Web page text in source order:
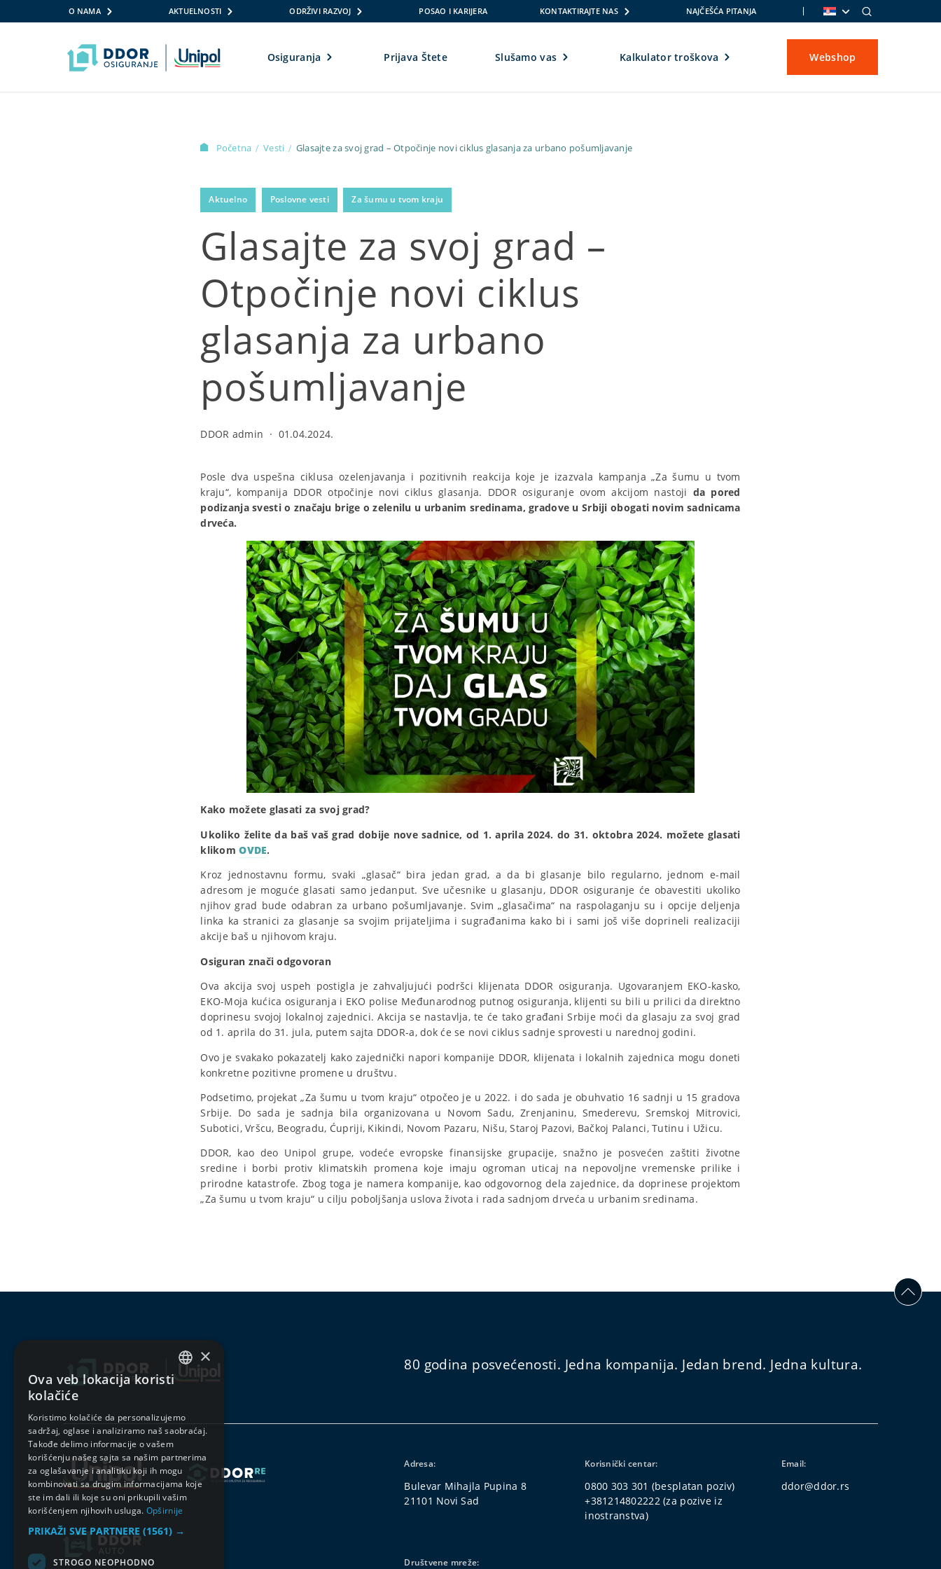
O NAMA AKTUELNOSTI ODRŽIVI RAZVOJ POSAO I KARIJERA KONTAKTIRAJTE NAS NAJČEŠĆA PITANJA
Osiguranja Prijava Štete Slušamo vas Kalkulator troškova Webshop
Početna / Vesti / Glasajte za svoj grad – Otpočinje novi ciklus glasanja za urbano pošumljavanje
Aktuelno Poslovne vesti Za šumu u tvom kraju
Glasajte za svoj grad –
Otpočinje novi ciklus
glasanja za urbano
pošumljavanje
DDOR admin · 01.04.2024.
Posle dva uspešna ciklusa ozelenjavanja i pozitivnih reakcija koje je izazvala kampanja „Za šumu u tvom
kraju“, kompanija DDOR otpočinje novi ciklus glasanja. DDOR osiguranje ovom akcijom nastoji da pored
podizanja svesti o značaju brige o zelenilu u urbanim sredinama, gradove u Srbiji obogati novim sadnicama
drveća.
Kako možete glasati za svoj grad?
Ukoliko želite da baš vaš grad dobije nove sadnice, od 1. aprila 2024. do 31. oktobra 2024. možete glasati
klikomOVDE.
Kroz jednostavnu formu, svaki „glasač“ bira jedan grad, a da bi glasanje bilo regularno, jednom e-mail
adresom je moguće glasati samo jedanput. Sve učesnike u glasanju, DDOR osiguranje će obavestiti ukoliko
njihov grad bude odabran za urbano pošumljavanje. Svim „glasačima“ na raspolaganju su i opcije deljenja
linka ka stranici za glasanje sa svojim prijateljima i sugrađanima kako bi i sami još više doprineli realizaciji
akcije baš u njihovom kraju.
Osiguran znači odgovoran
Ova akcija svoj uspeh postigla je zahvaljujući podršci klijenata DDOR osiguranja. Ugovaranjem EKO-kasko,
EKO-Moja kućica osiguranja i EKO polise Međunarodnog putnog osiguranja, klijenti su bili u prilici da direktno
doprinesu svojoj lokalnoj zajednici. Akcija se nastavlja, te će tako građani Srbije moći da glasaju za svoj grad
od 1. aprila do 31. jula, putem sajta DDOR-a, dok će se novi ciklus sadnje sprovesti u narednoj godini.
Ovo je svakako pokazatelj kako zajednički napori kompanije DDOR, klijenata i lokalnih zajednica mogu doneti
konkretne pozitivne promene u društvu.
Podsetimo, projekat „Za šumu u tvom kraju“ otpočeo je u 2022. i do sada je obuhvatio 16 sadnji u 15 gradova
Srbije. Do sada je sadnja bila organizovana u Novom Sadu, Zrenjaninu, Smederevu, Sremskoj Mitrovici,
Subotici, Vršcu, Beogradu, Ćupriji, Kikindi, Novom Pazaru, Nišu, Staroj Pazovi, Bačkoj Palanci, Tutinu i Užicu.
DDOR, kao deo Unipol grupe, vodeće evropske finansijske grupacije, snažno je posvećen zaštiti životne
sredine i borbi protiv klimatskih promena koje imaju ogroman uticaj na nepovoljne vremenske prilike i
prirodne katastrofe. Zbog toga je namera kompanije, kao odgovornog dela zajednice, da doprinese projektom
„Za šumu u tvom kraju“ u cilju poboljšanja uslova života i rada sadnjom drveća u urbanim sredinama.
80 godina posvećenosti. Jedna kompanija. Jedan brend. Jedna kultura.
Adresa:
Bulevar Mihajla Pupina 8
21101 Novi Sad
Korisnički centar:
0800 303 301 (besplatan poziv)
+381214802222(za pozive iz
inostranstva)
Email:
ddor@ddor.rs
Društvene mreže:
SERBIAN
×
Ova veb lokacija koristi
kolačiće
Koristimo kolačiće da personalizujemo
sadržaj, oglase i analiziramo naš saobraćaj.
Takođe delimo informacije o vašem
korišćenju našeg sajta sa našim partnerima
za oglašavanje i analitiku koji ih mogu
kombinovati sa drugim informacijama koje
ste im dali ili koje su oni prikupili vašim
korišćenjem njihovih usluga. Opširnije
PRIKAŽI SVE PARTNERE (1561) →
STROGO NEOPHODNO